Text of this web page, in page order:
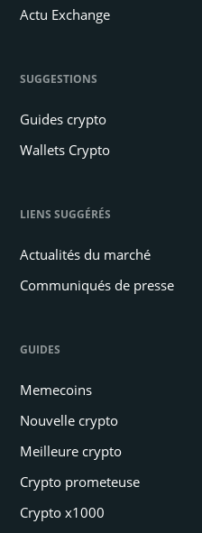
Actu Exchange
SUGGESTIONS
Guides crypto
Wallets Crypto
LIENS SUGGÉRÉS
Actualités du marché
Communiqués de presse
GUIDES
Memecoins
Nouvelle crypto
Meilleure crypto
Crypto prometeuse
Crypto x1000